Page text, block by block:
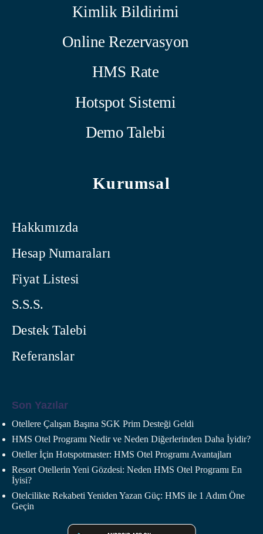
Kimlik Bildirimi
Online Rezervasyon
HMS Rate
Hotspot Sistemi
Demo Talebi
Kurumsal
Hakkımızda
Hesap Numaraları
Fiyat Listesi
S.S.S.
Destek Talebi
Referanslar
Son Yazılar
Otellere Çalışan Başına SGK Prim Desteği Geldi
HMS Otel Programı Nedir ve Neden Diğerlerinden Daha İyidir?
Oteller İçin Hotspotmaster: HMS Otel Programı Avantajları
Resort Otellerin Yeni Gözdesi: Neden HMS Otel Programı En
İyisi?
Otelcilikte Rekabeti Yeniden Yazan Güç: HMS ile 1 Adım Öne
Geçin